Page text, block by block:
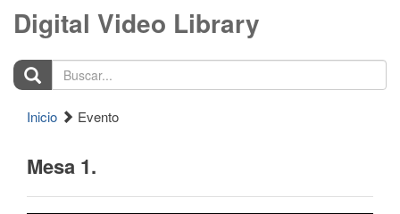
Digital Video Library
Buscar...
Inicio Evento
Mesa 1.